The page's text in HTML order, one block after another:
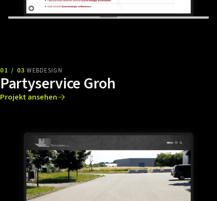
01 / 03 WEBDESIGN
Partyservice Groh
Projekt ansehen